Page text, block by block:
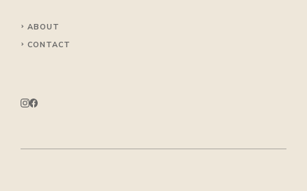
ABOUT
CONTACT